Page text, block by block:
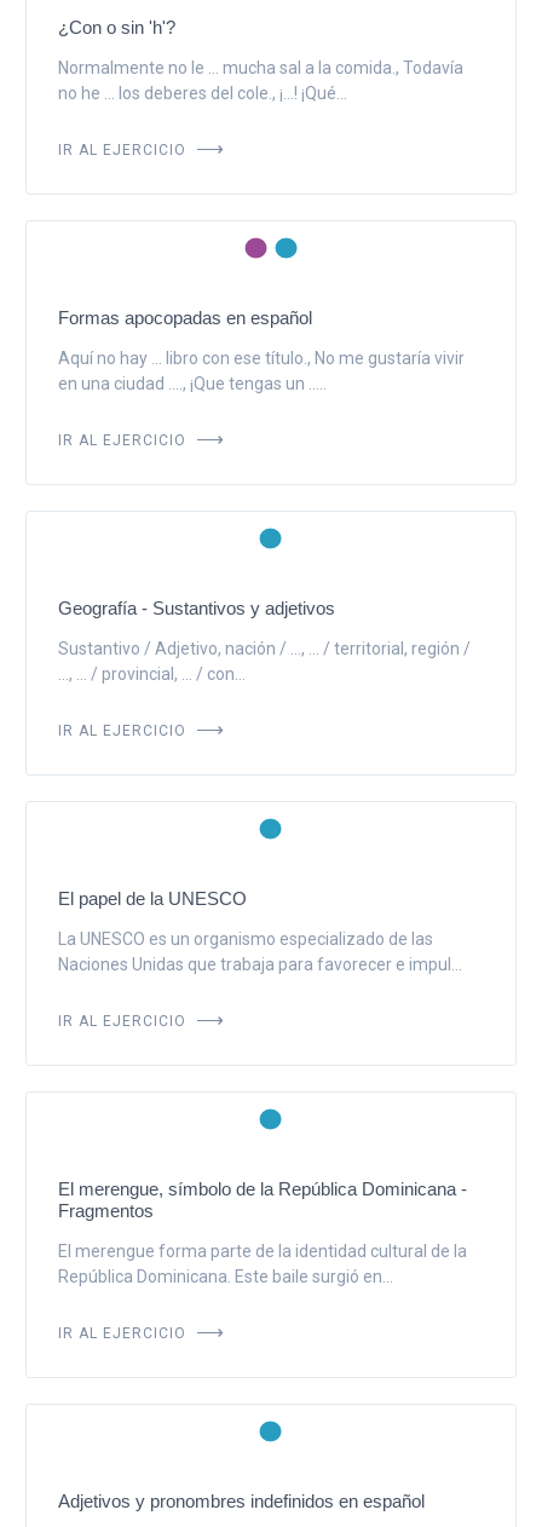
¿Con o sin 'h'?
Normalmente no le ... mucha sal a la comida., Todavía
no he ... los deberes del cole., ¡...! ¡Qué...
IR AL EJERCICIO
Formas apocopadas en español
Aquí no hay ... libro con ese título., No me gustaría vivir
en una ciudad ...., ¡Que tengas un .....
IR AL EJERCICIO
Geografía - Sustantivos y adjetivos
Sustantivo / Adjetivo, nación / ..., ... / territorial, región /
..., ... / provincial, ... / con...
IR AL EJERCICIO
El papel de la UNESCO
La UNESCO es un organismo especializado de las
Naciones Unidas que trabaja para favorecer e impul...
IR AL EJERCICIO
El merengue, símbolo de la República Dominicana -
Fragmentos
El merengue forma parte de la identidad cultural de la
República Dominicana. Este baile surgió en...
IR AL EJERCICIO
Adjetivos y pronombres indefinidos en español